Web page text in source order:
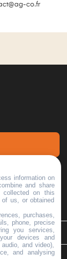
co.fr

keyboard_arrow_down
information on
and share
collected on this
us, or obtained
purchases,
phone, precise
you services,
devices and
and video),
and analysing